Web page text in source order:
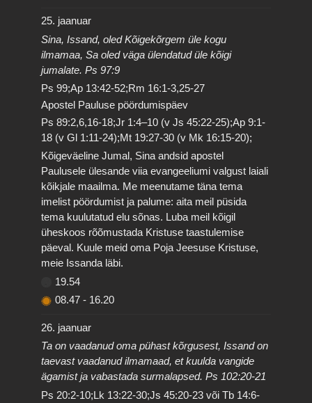
25. jaanuar
Sina, Issand, oled Kõigekõrgem üle kogu
ilmamaa, Sa oled väga ülendatud üle kõigi
jumalate. Ps 97:9
Ps 99;Ap 13:42-52;Rm 16:1-3,25-27
Apostel Pauluse pöördumispäev
Ps 89:2,6,16-18;Jr 1:4–10 (v Js 45:22-25);Ap 9:1-
18 (v Gl 1:11-24);Mt 19:27-30 (v Mk 16:15-20);
Kõigeväeline Jumal, Sina andsid apostel
Paulusele ülesande viia evangeeliumi valgust laiali
kõikjale maailma. Me meenutame täna tema
imelist pöördumist ja palume: aita meil püsida
tema kuulutatud elu sõnas. Luba meil kõigil
üheskoos rõõmustada Kristuse taastulemise
päeval. Kuule meid oma Poja Jeesuse Kristuse,
meie Issanda läbi.
19.54
08.47 - 16.20
26. jaanuar
Ta on vaadanud oma pühast kõrgusest, Issand on
taevast vaadanud ilmamaad, et kuulda vangide
ägamist ja vabastada surmalapsed. Ps 102:20-21
Ps 20:2-10;Lk 13:22-30;Js 45:20-23 või Tb 14:6-